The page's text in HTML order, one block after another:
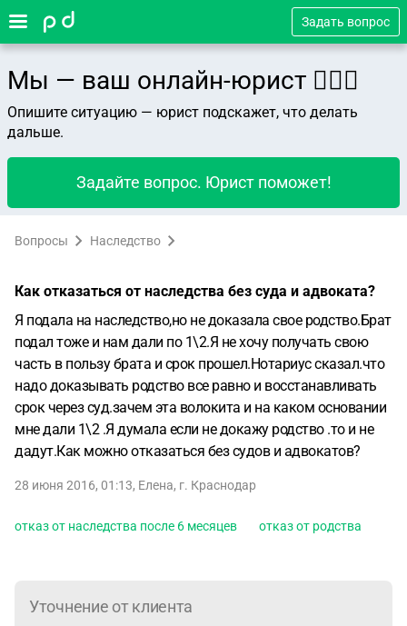
Задать вопрос
Мы — ваш онлайн-юрист 👨🏻‍⚖️
Опишите ситуацию — юрист подскажет, что делать
дальше.
Задайте вопрос. Юрист поможет!
Вопросы Наследство
Как отказаться от наследства без суда и адвоката?
Я подала на наследство,но не доказала свое родство.Брат
подал тоже и нам дали по 1\2.Я не хочу получать свою
часть в пользу брата и срок прошел.Нотариус сказал.что
надо доказывать родство все равно и восстанавливать
срок через суд.зачем эта волокита и на каком основании
мне дали 1\2 .Я думала если не докажу родство .то и не
дадут.Как можно отказаться без судов и адвокатов?
28 июня 2016, 01:13, Елена, г. Краснодар
отказ от наследства после 6 месяцев отказ от родства
Уточнение от клиента